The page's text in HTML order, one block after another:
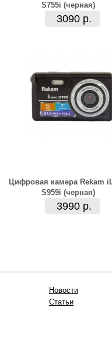
S755i (черная)
3090 р.
Цифровая камера Rekam
S959i (черная)
3990 р.
Новости
Статьи